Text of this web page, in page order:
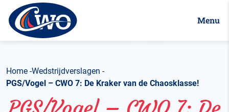
Menu
Home Wedstrijdverslagen
PGS/Vogel – CWO 7: De Kraker van de Chaosklasse!